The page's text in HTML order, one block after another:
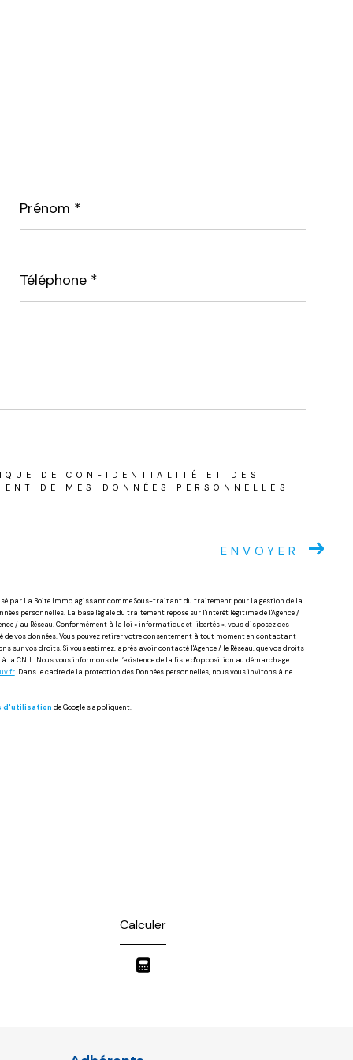
*
*
DE CONFIDENTIALITÉ ET DES
DE MES DONNÉES PERSONNELLES
ENVOYER
par La Boite Immo agissant comme Sous-traitant du traitement pour la gestion de la
personnelles. La base légale du traitement repose sur l'intérêt légitime de l'Agence /
/ au Réseau. Conformément à la loi « informatique et libertés », vous disposez des
vos données. Vous pouvez retirer votre consentement à tout moment en contactant
sur vos droits. Si vous estimez, après avoir contacté l'Agence / le Réseau, que vos droits
CNIL. Nous vous informons de l’existence de la liste d'opposition au démarchage
. Dans le cadre de la protection des Données personnelles, nous vous invitons à ne
d'utilisation de Google s'appliquent.
Calculer